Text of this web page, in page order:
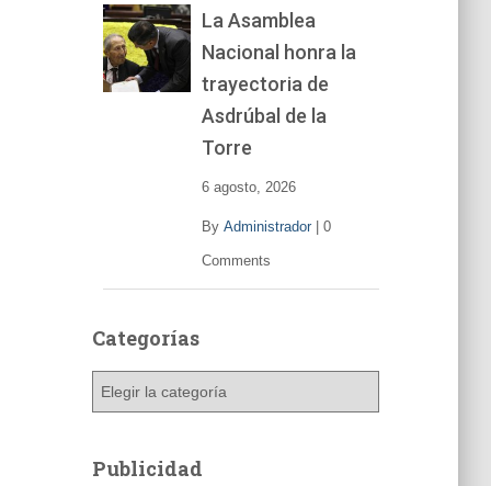
La Asamblea
Nacional honra la
trayectoria de
Asdrúbal de la
Torre
6 agosto, 2026
By Administrador| 0
Comments
Categorías
g
Publicidad